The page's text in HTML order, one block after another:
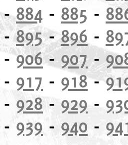
884 - 885 -
895-896 -
-906- 907-
- 917 - 918-
- 928- 929 -
- 939 - 940 -